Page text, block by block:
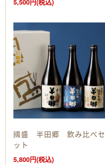
5,500円(税込)
國盛 半田郷 飲み比べセ
ット
5,800円(税込)